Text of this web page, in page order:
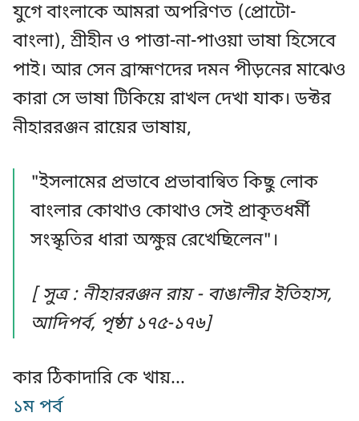
যুগে বাংলাকে আমরা অপরিণত (প্রোটো-
বাংলা), শ্রীহীন ও পাত্তা-না-পাওয়া ভাষা হিসেবে
পাই। আর সেন ব্রাহ্মণদের দমন পীড়নের মাঝেও
কারা সে ভাষা টিকিয়ে রাখল দেখা যাক। ডক্টর
নীহাররঞ্জন রায়ের ভাষায়,
"ইসলামের প্রভাবে প্রভাবান্বিত কিছু লোক
বাংলার কোথাও কোথাও সেই প্রাকৃতধর্মী
সংস্কৃতির ধারা অক্ষুন্ন রেখেছিলেন"।
[ সুত্র : নীহাররঞ্জন রায় - বাঙালীর ইতিহাস,
আদিপর্ব, পৃষ্ঠা ১৭৫-১৭৬]
কার ঠিকাদারি কে খায়...
১ম পর্ব